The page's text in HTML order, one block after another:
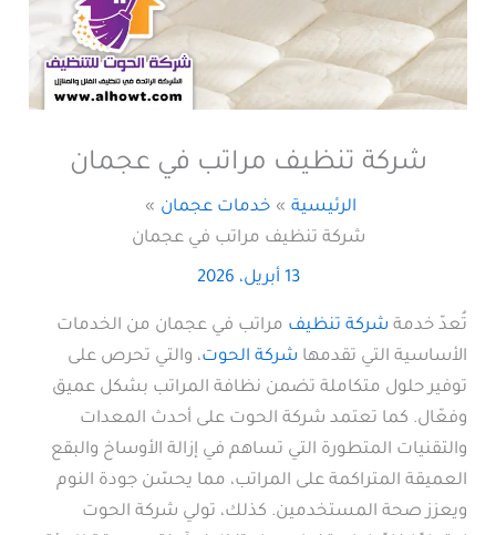
شركة تنظيف مراتب في عجمان
الرئيسية
خدمات عجمان
شركة تنظيف مراتب في عجمان
13 أبريل، 2026
تُعدّ خدمة شركة تنظيف مراتب في عجمان من الخدمات
الأساسية التي تقدمها شركة الحوت، والتي تحرص على
توفير حلول متكاملة تضمن نظافة المراتب بشكل عميق
وفعّال. كما تعتمد شركة الحوت على أحدث المعدات
والتقنيات المتطورة التي تساهم في إزالة الأوساخ والبقع
العميقة المتراكمة على المراتب، مما يحسّن جودة النوم
ويعزز صحة المستخدمين. كذلك، تولي شركة الحوت